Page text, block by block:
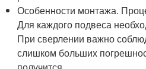
Особенности монтажа.
Для каждого подвеса
При сверлении важно
слишком больших